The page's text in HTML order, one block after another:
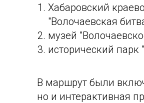
Хабаровский
"Волочаевская
музей
исторический
В маршрут были
но и интерактивная